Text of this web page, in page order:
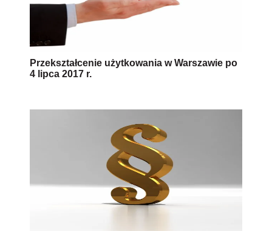
Przekształcenie użytkowania w Warszawie po
4 lipca 2017 r.